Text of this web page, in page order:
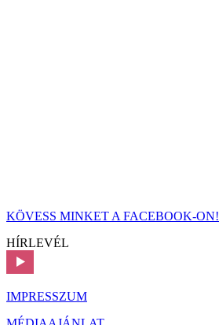
KÖVESS MINKET A FACEBOOK-ON!
HÍRLEVÉL
IMPRESSZUM